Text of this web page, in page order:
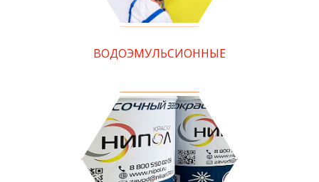
ВОДОЭМУЛЬСИОННЫЕ